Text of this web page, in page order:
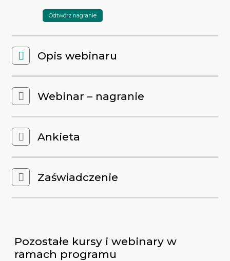
Odtwórz nagranie
Opis webinaru
Webinar – nagranie
Ankieta
Zaświadczenie
Pozostałe kursy i webinary w
ramach programu